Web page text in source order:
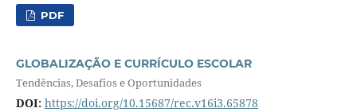
PDF
GLOBALIZAÇÃO E CURRÍCULO ESCOLAR
Tendências, Desafios e Oportunidades
DOI: https://doi.org/10.15687/rec.v16i3.65878